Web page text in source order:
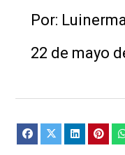
22 de mayo
Por: